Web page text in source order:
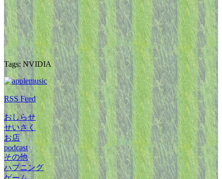
Tags: NVIDIA
RSS Feed
おしらせ
せいさく
お店
podcast
その他
ハプニング